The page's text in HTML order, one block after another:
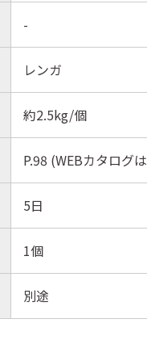
-
レンガ
約2.5kg/個
P.98 (WEBカタログは
5日
1個
別途